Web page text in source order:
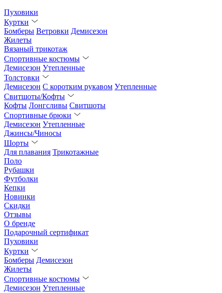
Пуховики
Куртки
Бомберы Ветровки Демисезон
Жилеты
Вязаный трикотаж
Спортивные костюмы
Демисезон Утепленные
Толстовки
Демисезон С коротким рукавом Утепленные
Свитшоты/Кофты
Кофты Лонгсливы Свитшоты
Спортивные брюки
Демисезон Утепленные
Джинсы/Чиносы
Шорты
Для плавания Трикотажные
Поло
Рубашки
Футболки
Кепки
Новинки
Скидки
Отзывы
О бренде
Подарочный сертификат
Пуховики
Куртки
Бомберы Демисезон
Жилеты
Спортивные костюмы
Демисезон Утепленные